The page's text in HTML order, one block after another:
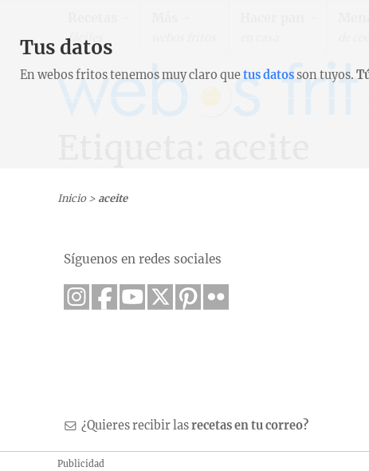
fáciles
Inicio> aceite
Síguenos en redes sociales
¿Quieres recibir lasrecetas en tu correo?
Publicidad
Tus datos
En webos fritos tenemos muy claro quetus datosson tuyos.